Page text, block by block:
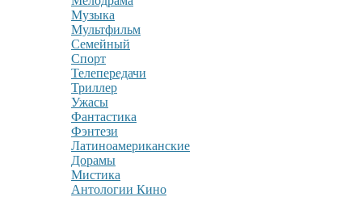
Музыка
Мультфильм
Семейный
Спорт
Телепередачи
Триллер
Ужасы
Фантастика
Фэнтези
Латиноамериканские
Дорамы
Мистика
Антологии Кино